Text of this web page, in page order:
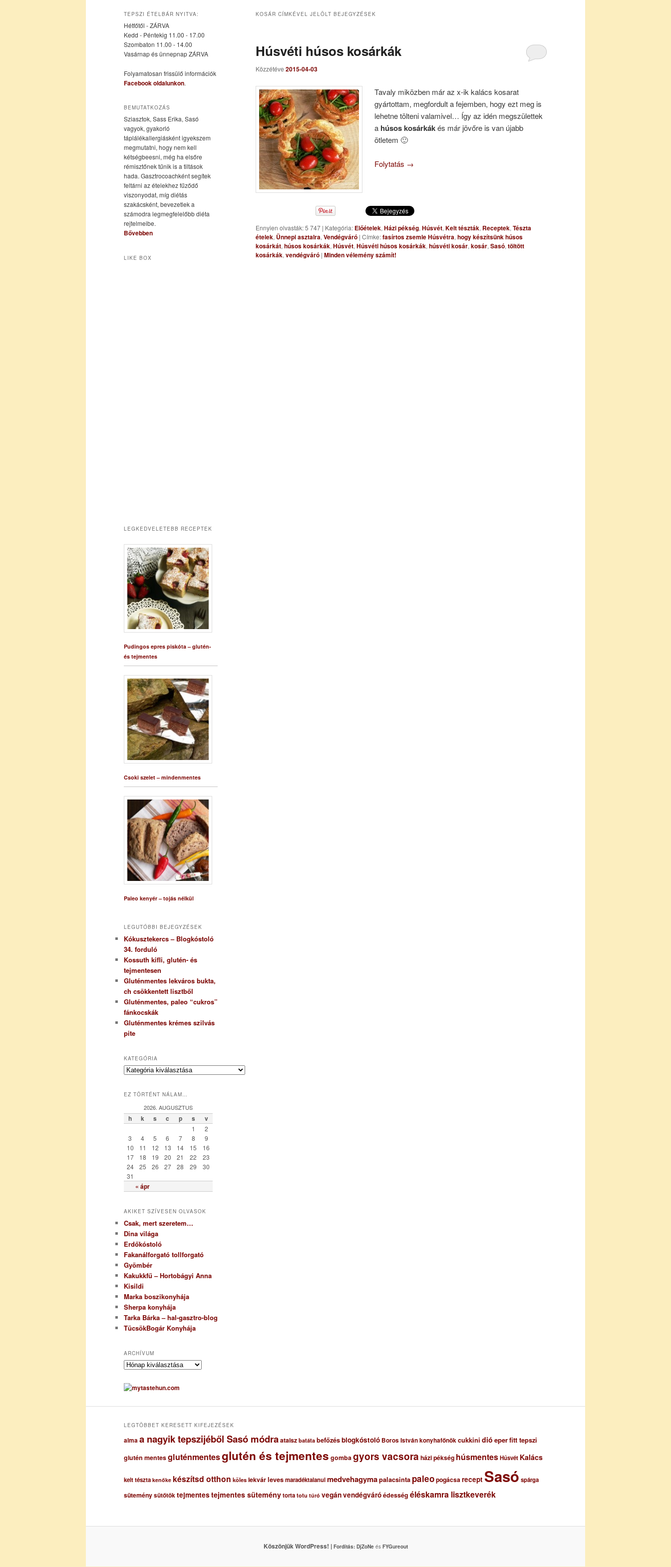
elsődleges
tartalomra
másodlagos
tartalomra
KOSÁR CÍMKÉVEL JELÖLT BEJEGYZÉSEK
Húsvéti húsos kosárkák
Közzétéve 2015-04-03
Tavaly miközben már az x-ik kalács kosarat
gyártottam, megfordult a fejemben, hogy ezt meg is
lehetne tölteni valamivel… Így az idén megszülettek
a húsos kosárkákés már jövőre is van újabb
ötletem 🙂
Folytatás →
Ennyien olvasták: 5 747 | Kategória: Előételek, Házi pékség, Húsvét, Kelt tészták, Receptek, Tészta
ételek, Ünnepi asztalra, Vendégváró | Címke:fasírtos zsemle Húsvétra, hogy készítsünk húsos
kosárkát, húsos kosárkák, Húsvét, Húsvéti húsos kosárkák, húsvéti kosár, kosár, Sasó, töltött
kosárkák, vendégváró | Minden vélemény számít!
TEPSZI ÉTELBÁR NYITVA:
Hétfőtől - ZÁRVA
Kedd - Péntekig 11.00 - 17.00
Szombaton 11.00 - 14.00
Vasárnap és ünnepnap ZÁRVA
Folyamatosan frissülő információk
Facebook oldalunkon.
BEMUTATKOZÁS
Sziasztok, Sass Erika, Sasó
vagyok, gyakorló
táplálékallergiásként igyekszem
megmutatni, hogy nem kell
kétségbeesni, még ha elsőre
rémisztőnek tűnik is a tiltások
hada. Gasztrocoachként segítek
feltárni az ételekhez fűződő
viszonyodat, míg diétás
szakácsként, bevezetlek a
számodra legmegfelelőbb diéta
rejtelmeibe.
Bővebben
LIKE BOX
LEGKEDVELETEBB RECEPTEK
Pudingos epres piskóta – glutén-
és tejmentes
Csoki szelet – mindenmentes
Paleo kenyér – tojás nélkül
LEGUTÓBBI BEJEGYZÉSEK
Kókusztekercs – Blogkóstoló
34. forduló
Kossuth kifli, glutén- és
tejmentesen
Gluténmentes lekváros bukta,
ch csökkentett lisztből
Gluténmentes, paleo “cukros”
fánkocskák
Gluténmentes krémes szilvás
pite
KATEGÓRIA
K
e
r
EZ TÖRTÉNT NÁLAM…
2026. AUGUSZTUS
h k s c p s v
« ápr
1
2
3
4 5 6 7 8
9
10
11 12 13 14 15
16
17
18 19 20 21 22
23
24
25 26 27 28 29
30
31
AKIKET SZÍVESEN OLVASOK
Csak, mert szeretem…
Dina világa
Erdőkóstoló
Fakanálforgató tollforgató
Gyömbér
Kakukkfű – Hortobágyi Anna
Kisildi
Marka boszikonyhája
Sherpa konyhája
Tarka Bárka – hal-gasztro-blog
TücsökBogár Konyhája
ARCHÍVUM
A
c
h
uLEGTÖBBET KERESETT KIFEJEZÉSEK
almaa nagyik tepszijéből Sasó módraataisz batáta befőzésblogkóstoló Boros István konyhafőnökcukkini dió eperfitt tepszi
glutén mentesgluténmentesglutén és tejmentes gombagyors vacsora házi pékség húsmentesHúsvét Kalács
kelt tészta kenőke készítsd otthon köles lekvárlevesmaradéktalanulmedvehagymapalacsinta paleopogácsarecept Sasó spárga
süteménysütőtöktejmentestejmentes süteménytorta totu túró vegánvendégváróédesség éléskamra lisztkeverék
Köszönjük WordPress! | Fordítás: DjZoNeés FYGureout